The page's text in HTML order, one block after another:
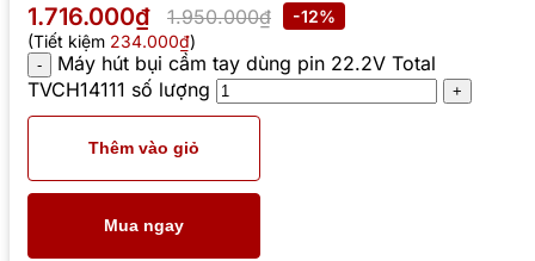
1.716.000₫ 1.950.000₫
-12%
(Tiết kiệm 234.000₫)
Máy hút bụi cầm tay dùng pin 22.2V Total
TVCH14111 số lượng
Thêm vào giỏ
Mua ngay